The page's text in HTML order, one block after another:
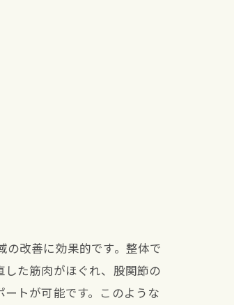
改善に効果的です。整体で
た筋肉がほぐれ、股関節の
トが可能です。このような